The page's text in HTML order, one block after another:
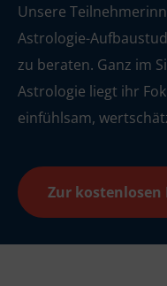
Unsere
Astrologie-
zu beraten. Ganz im
Astrologie liegt ihr
einfühlsam,
Zur kostenlosen